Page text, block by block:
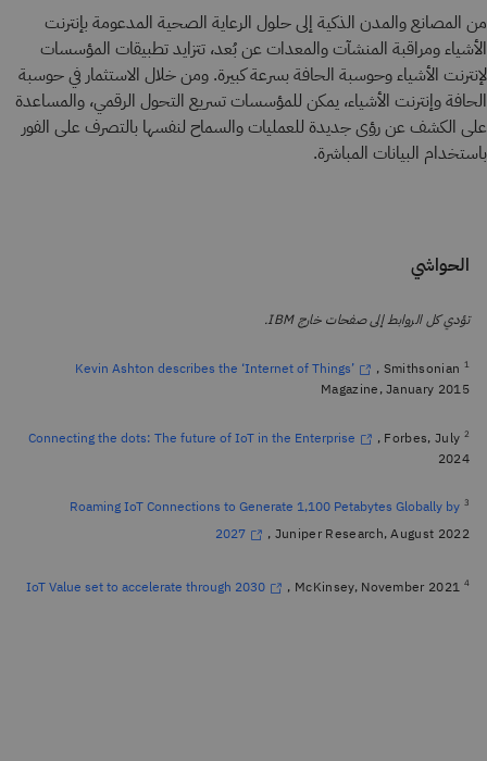
من المصانع والمدن الذكية إلى حلول الرعاية الصحية المدعومة بإنترنت
الأشياء ومراقبة المنشآت والمعدات عن بُعد، تتزايد تطبيقات المؤسسات
لإنترنت الأشياء وحوسبة الحافة بسرعة كبيرة. ومن خلال الاستثمار في حوسبة
الحافة وإنترنت الأشياء، يمكن للمؤسسات تسريع التحول الرقمي، والمساعدة
على الكشف عن رؤى جديدة للعمليات والسماح لنفسها بالتصرف على الفور
باستخدام البيانات المباشرة.
الحواشي
تؤدي كل الروابط إلى صفحات خارج IBM.
1
Kevin Ashton describes the ‘Internet of Things’
, Smithsonian
Magazine, January 2015
2
Connecting the dots: The future of IoT in the Enterprise
, Forbes, July
2024
3
Roaming IoT Connections to Generate 1,100 Petabytes Globally by
2027
, Juniper Research, August 2022
4
IoT Value set to accelerate through 2030 , McKinsey, November 2021